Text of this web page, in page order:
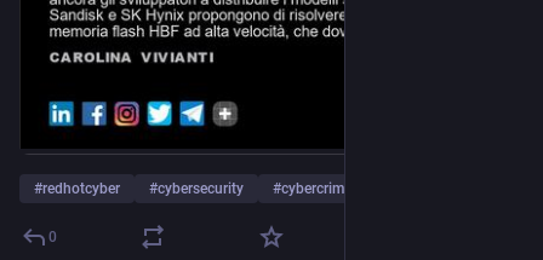
#redhotcyber #cybersecurity #cybercrime
0